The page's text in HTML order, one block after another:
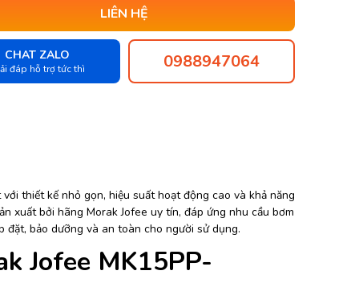
LIÊN HỆ
CHAT ZALO
đáp hỗ trợ tức thì 0988947064
thiết kế nhỏ gọn, hiệu suất hoạt động cao và khả năng
xuất bởi hãng Morak Jofee uy tín, đáp ứng nhu cầu bơm
đặt, bảo dưỡng và an toàn cho người sử dụng.
Jofee MK15PP-